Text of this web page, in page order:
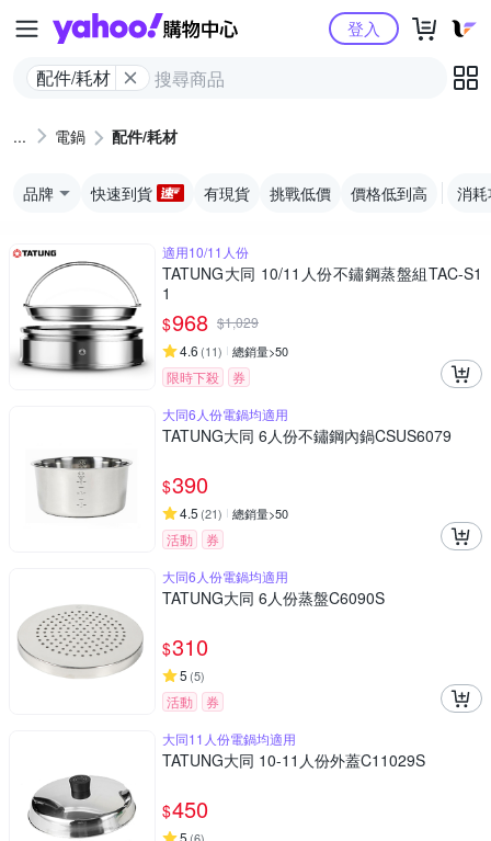
Yahoo購物中心
配件/耗材
登入
電鍋 配件/耗材
品牌 快速到貨 有現貨 挑戰低價 價格低到高 消
適用10/11人份
TATUNG大同 10/11人份不鏽鋼蒸盤組TAC-S1
1
$968 $1,029
4.6 (11) 總銷量>50
限時下殺
券
大同6人份電鍋均適用
TATUNG大同 6人份不鏽鋼內鍋CSUS6079
$390
4.5 (21) 總銷量>50
活動
券
大同6人份電鍋均適用
TATUNG大同 6人份蒸盤C6090S
$310
5 (5)
活動
券
大同11人份電鍋均適用
TATUNG大同 10-11人份外蓋C11029S
$450